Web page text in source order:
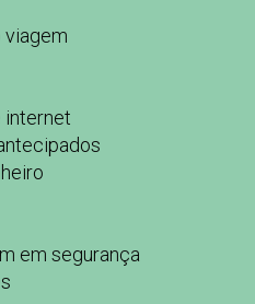
viagem
internet
em segurança